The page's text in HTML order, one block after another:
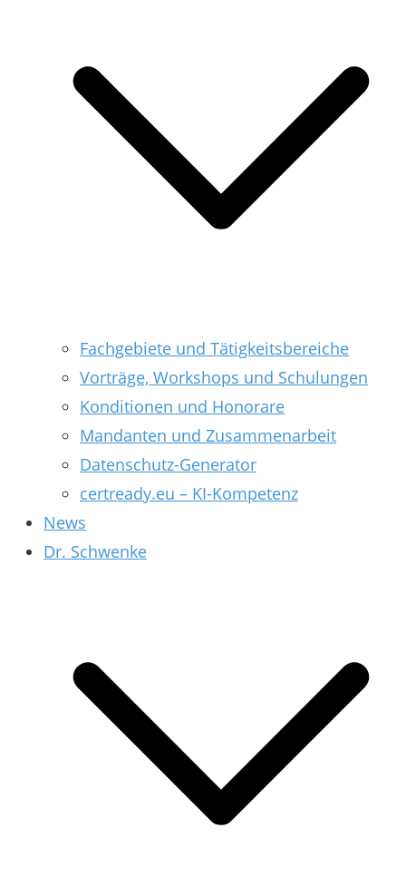
Fachgebiete und Tätigkeitsbereiche
Vorträge, Workshops und Schulungen
Konditionen und Honorare
Mandanten und Zusammenarbeit
Datenschutz-Generator
certready.eu – KI-Kompetenz
News
Dr. Schwenke